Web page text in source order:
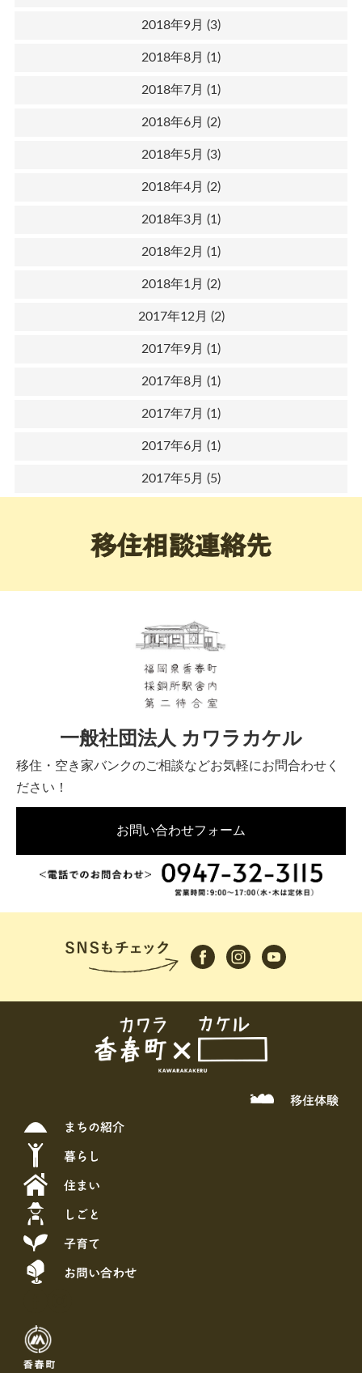
2018年9月 (3)
2018年8月 (1)
2018年7月 (1)
2018年6月 (2)
2018年5月 (3)
2018年4月 (2)
2018年3月 (1)
2018年2月 (1)
2018年1月 (2)
2017年12月 (2)
2017年9月 (1)
2017年8月 (1)
2017年7月 (1)
2017年6月 (1)
2017年5月 (5)
移住相談連絡先
一般社団法人 カワラカケル
移住・空き家バンクのご相談などお気軽にお問合わせく
ださい！
お問い合わせフォーム
移住体験
まちの紹介
暮らし
住まい
しごと
子育て
お問い合わせ